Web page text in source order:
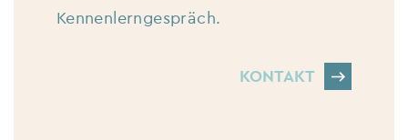
Kennenlerngespräch.
KONTAKT